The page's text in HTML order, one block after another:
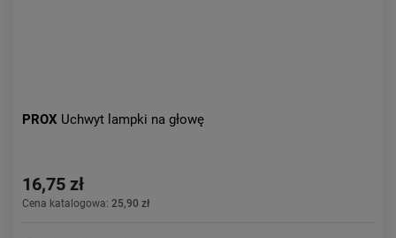
PROX Uchwyt lampki na głowę
16,75 zł
Cena katalogowa: 25,90 zł